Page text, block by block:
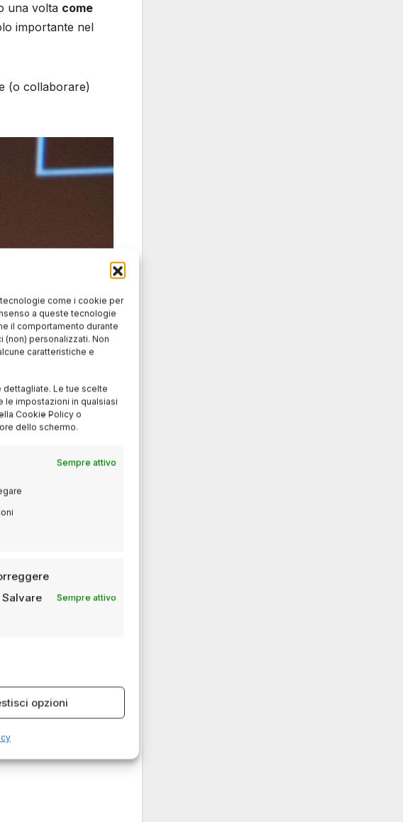
come i cookie per
a queste tecnologie
il comportamento durante
(non) personalizzati. Non
caratteristiche e
dettagliate. Le tue scelte
le impostazioni in qualsiasi
Cookie Policy o
dello schermo.
Sempre attivo
Sempre attivo
opzioni
una volta come
importante nel
(o collaborare)
culturale.
o
Centro